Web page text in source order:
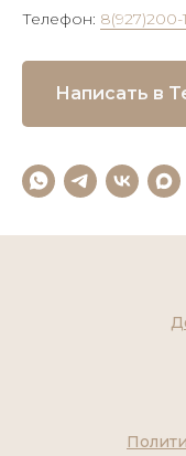
Телефон:
Написать в